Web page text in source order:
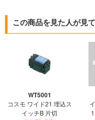
この商品を見た人が見
WT5001
コスモ ワイド21 埋込ス
イッチB 片切